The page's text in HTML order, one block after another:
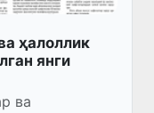
ҳалоллик
янги
ва